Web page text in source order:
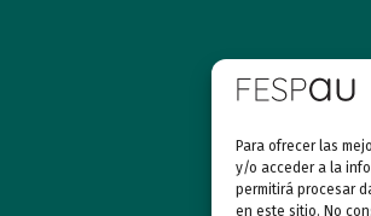
Para ofrecer las
y/o acceder a la
permitirá procesar
en este sitio. No